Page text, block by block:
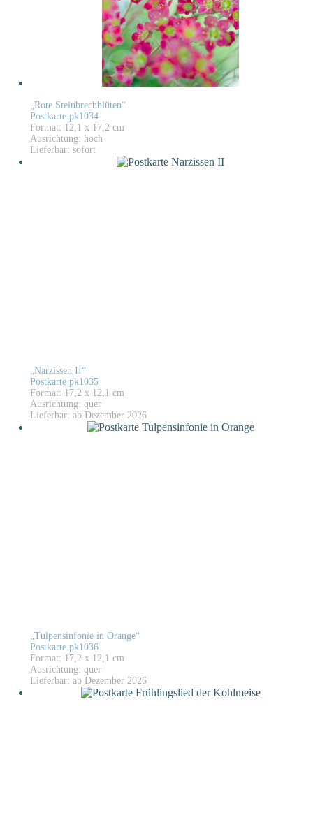
„Rote Steinbrechblüten“
Postkarte pk1034
Format: 12,1 x 17,2 cm
Ausrichtung: hoch
Lieferbar: sofort
„Narzissen II“
Postkarte pk1035
Format: 17,2 x 12,1 cm
Ausrichtung: quer
Lieferbar: ab Dezember 2026
„Tulpensinfonie in Orange“
Postkarte pk1036
Format: 17,2 x 12,1 cm
Ausrichtung: quer
Lieferbar: ab Dezember 2026